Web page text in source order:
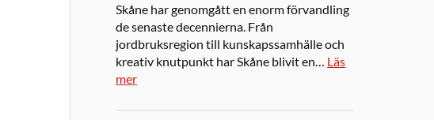
Skåne har genomgått en enorm förvandling
de senaste decennierna. Från
jordbruksregion till kunskapssamhälle och
kreativ knutpunkt har Skåne blivit en… Läs
mer